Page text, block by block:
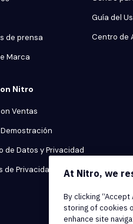
de prensa
Marca
Nitro
Ventas
de Datos y Privacidad
Privacidad
Guía del
Centro de
At Nitro, we
By clicking “Accept
storing of cookies
enhance site